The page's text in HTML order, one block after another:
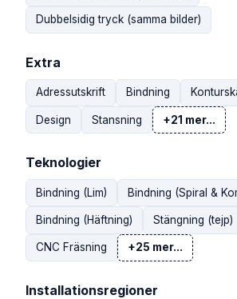
Dubbelsidig tryck (samma bilder)
Extra
Adressutskrift Bindning
Design Stansning +21 mer...
Teknologier
Bindning (Lim) Bindning (Spiral &
Bindning (Häftning) Stängning (tejp)
CNC Fräsning +25 mer...
Installationsregioner